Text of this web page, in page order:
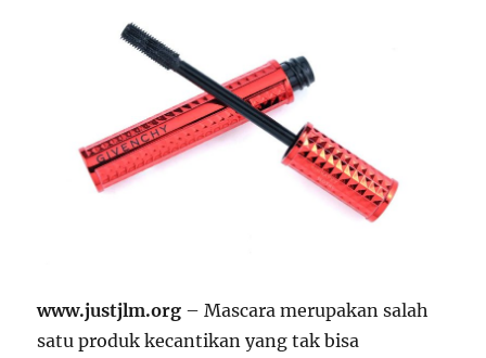
www.justjlm.org – Mascara merupakan salah
satu produk kecantikan yang tak bisa